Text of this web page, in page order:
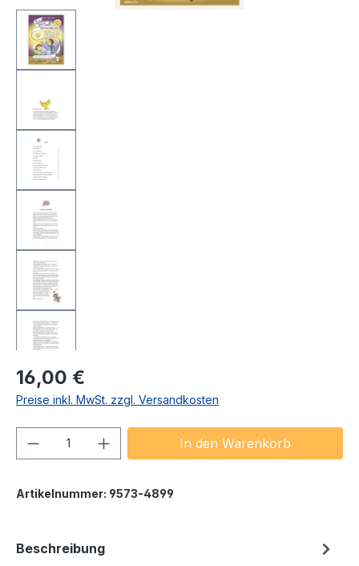
Regulärer Preis:
16,00 €
Preise inkl. MwSt. zzgl. Versandkosten
Produkt Anzahl: Gib denIn den Warenkorb
Artikelnummer: 9573-4899
Beschreibung